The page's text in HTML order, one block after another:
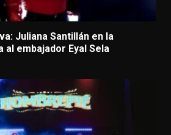
Juliana Santillán en la
al embajador Eyal Sela